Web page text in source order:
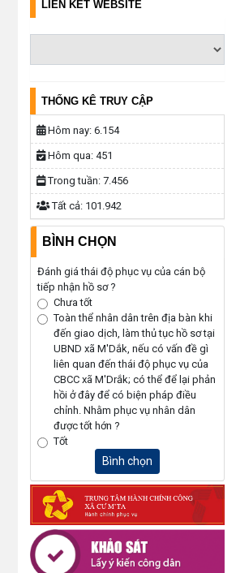
LIÊN KẾT WEBSITE
THỐNG KÊ TRUY CẬP
Hôm nay: 6.154
Hôm qua: 451
Trong tuần: 7.456
Tất cả: 101.942
BÌNH CHỌN
Đánh giá thái độ phục vụ của cán bộ
tiếp nhận hồ sơ ?
Chưa tốt
Toàn thể nhân dân trên địa bàn khi
đến giao dịch, làm thủ tục hồ sơ tại
UBND xã M'Dắk, nếu có vấn đề gì
liên quan đến thái độ phục vụ của
CBCC xã M'Drắk; có thể để lại phản
hồi ở đây để có biện pháp điều
chỉnh. Nhằm phục vụ nhân dân
được tốt hớn ?
Tốt
Bình chọn